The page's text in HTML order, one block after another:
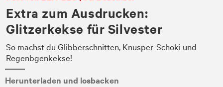
Extra zum Ausdrucken:
Glitzerkekse für Silvester
So machst du Glibberschnitten, Knusper-Schoki und
Regenbgenkekse!
Herunterladen und losbacken